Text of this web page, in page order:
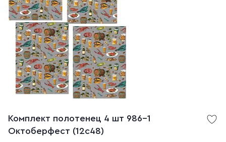
Комплект полотенец 4 шт 986-1
Октоберфест (12с48)